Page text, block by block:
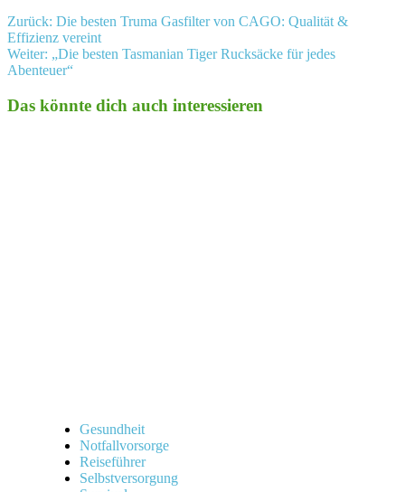
Beitragsnavigation
Zurück: Die besten Truma Gasfilter von CAGO: Qualität &
Effizienz vereint
Weiter: „Die besten Tasmanian Tiger Rucksäcke für jedes
Abenteuer“
Das könnte dich auch interessieren
Gesundheit
Notfallvorsorge
Reiseführer
Selbstversorgung